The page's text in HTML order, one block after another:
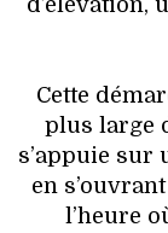
Cette
plus large
s’appuie
en
l’heure